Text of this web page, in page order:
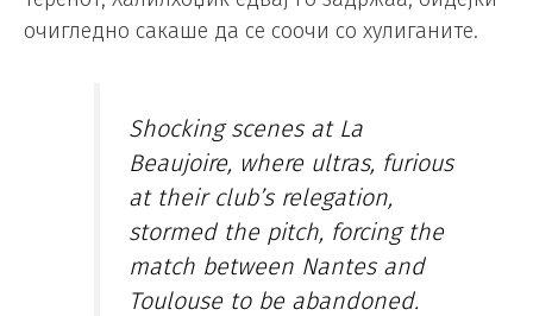
очигледно сакаше да се соочи со хулиганите.
Shocking scenes at La
Beaujoire, where ultras, furious
at their club’s relegation,
stormed the pitch, forcing the
match between Nantes and
Toulouse to be abandoned.